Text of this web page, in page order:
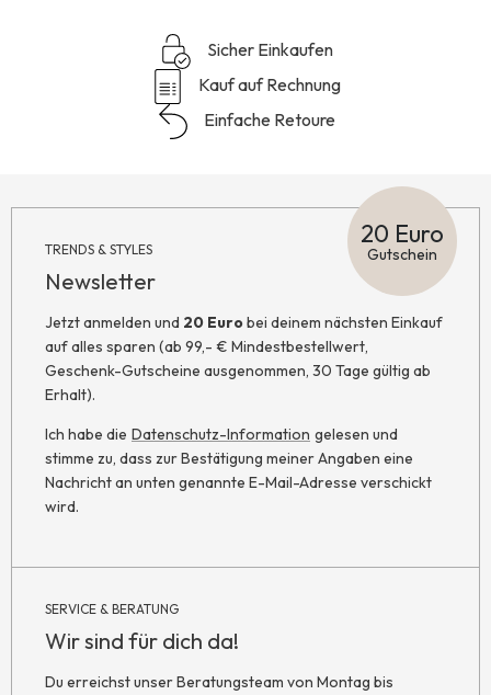
Sicher Einkaufen
Kauf auf Rechnung
Einfache Retoure
TRENDS & STYLES
Newsletter
20 Euro
Gutschein
Jetzt anmelden und 20 Eurobei deinem nächsten Einkauf
auf alles sparen (ab 99,- € Mindestbestellwert,
Geschenk-Gutscheine ausgenommen, 30 Tage gültig ab
Erhalt).
Ich habe die Datenschutz-Information gelesen und
stimme zu, dass zur Bestätigung meiner Angaben eine
Nachricht an unten genannte E-Mail-Adresse verschickt
wird.
SERVICE & BERATUNG
Wir sind für dich da!
Du erreichst unser Beratungsteam von Montag bis